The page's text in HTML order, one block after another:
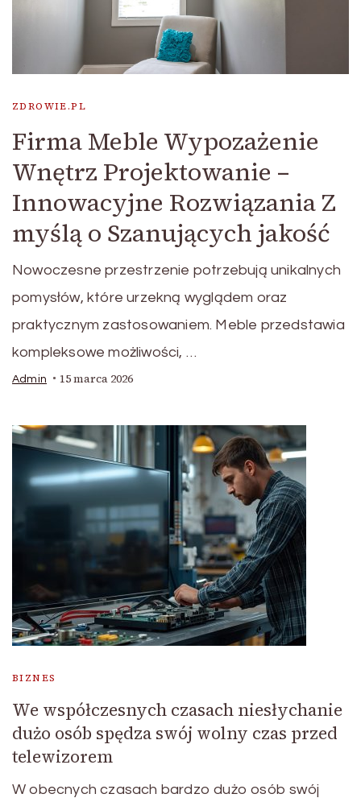
ZDROWIE.PL
Firma Meble Wypozażenie
Wnętrz Projektowanie –
Innowacyjne Rozwiązania Z
myślą o Szanujących jakość
Nowoczesne przestrzenie potrzebują unikalnych
pomysłów, które urzekną wyglądem oraz
praktycznym zastosowaniem. Meble przedstawia
kompleksowe możliwości, …
Admin 15 marca 2026
BIZNES
We współczesnych czasach niesłychanie
dużo osób spędza swój wolny czas przed
telewizorem
W obecnych czasach bardzo dużo osób swój